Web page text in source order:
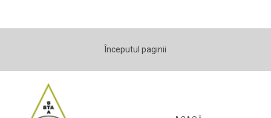
Începutul paginii